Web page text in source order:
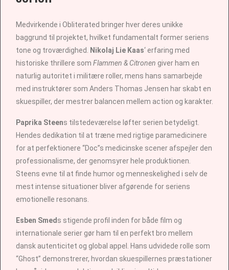
Medvirkende i Obliterated bringer hver deres unikke
baggrund til projektet, hvilket fundamentalt former seriens
tone og troværdighed. Nikolaj Lie Kaas‘ erfaring med
historiske thrillere som Flammen & Citronen giver ham en
naturlig autoritet i militære roller, mens hans samarbejde
med instruktører som Anders Thomas Jensen har skabt en
skuespiller, der mestrer balancen mellem action og karakter.
Paprika Steens tilstedeværelse løfter serien betydeligt.
Hendes dedikation til at træne med rigtige paramedicinere
for at perfektionere “Doc”s medicinske scener afspejler den
professionalisme, der genomsyrer hele produktionen.
Steens evne til at finde humor og menneskelighed i selv de
mest intense situationer bliver afgørende for seriens
emotionelle resonans.
Esben Smeds stigende profil inden for både film og
internationale serier gør ham til en perfekt bro mellem
dansk autenticitet og global appel. Hans udvidede rolle som
“Ghost” demonstrerer, hvordan skuespillernes præstationer